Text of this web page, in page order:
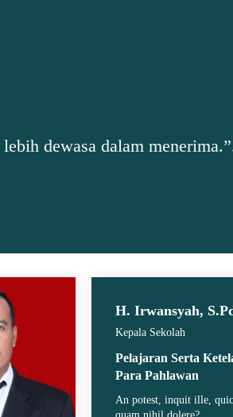
adalah cara terbaik agar
H. Irwansyah,
Kepala Sekolah
Pelajaran Serta
Para Pahlawan
An potest, inquit ille,